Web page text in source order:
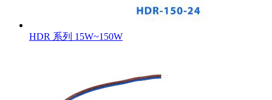
HDR 系列 15W~150W